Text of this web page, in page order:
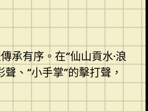
承有序。在“仙山貢水·浪
、“小手掌”的擊打聲，